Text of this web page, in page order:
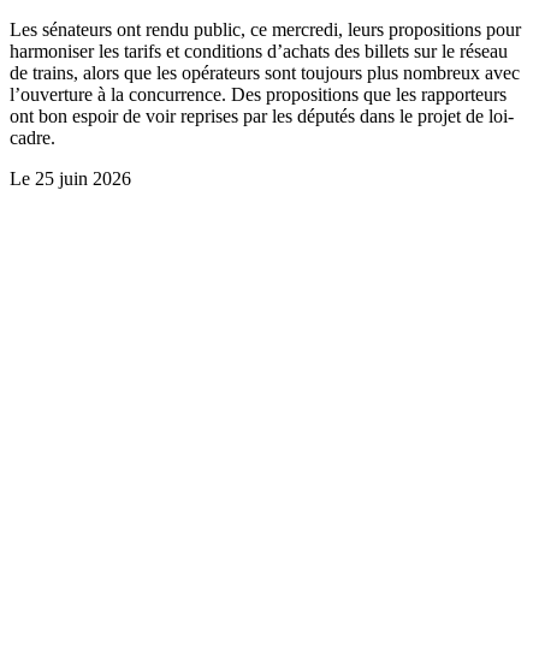
Les sénateurs ont rendu public, ce mercredi, leurs propositions pour
harmoniser les tarifs et conditions d’achats des billets sur le réseau
de trains, alors que les opérateurs sont toujours plus nombreux avec
l’ouverture à la concurrence. Des propositions que les rapporteurs
ont bon espoir de voir reprises par les députés dans le projet de loi-
cadre.
Le 25 juin 2026